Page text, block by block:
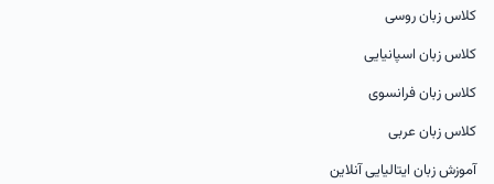
کلاس زبان روسی
کلاس زبان اسپانیایی
کلاس زبان فرانسوی
کلاس زبان عربی
آموزش زبان ایتالیایی آنلاین